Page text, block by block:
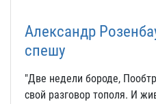
Александр
спешу
"Две недели бороде,
свой разговор тополя. И